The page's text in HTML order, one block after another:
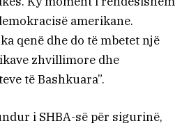
amerikane.
qenë dhe do të mbetet një
zhvillimore dhe
të Bashkuara”.
i SHBA-së për sigurinë,